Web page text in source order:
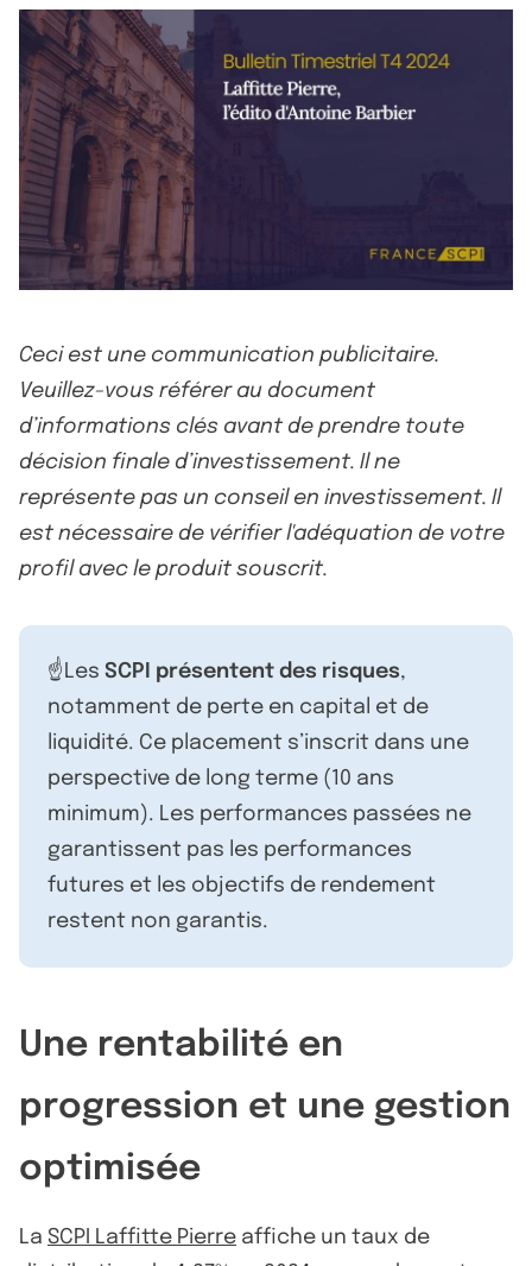
Ceci est une communication publicitaire.
Veuillez-vous référer au document
d’informations clés avant de prendre toute
décision finale d’investissement. Il ne
représente pas un conseil en investissement. Il
est nécessaire de vérifier l'adéquation de votre
profil avec le produit souscrit.
☝️Les SCPI présentent des risques,
notamment de perte en capital et de
liquidité. Ce placement s’inscrit dans une
perspective de long terme (10 ans
minimum). Les performances passées ne
garantissent pas les performances
futures et les objectifs de rendement
restent non garantis.
Une rentabilité en
progression et une gestion
optimisée
La SCPI Laffitte Pierre affiche un taux de